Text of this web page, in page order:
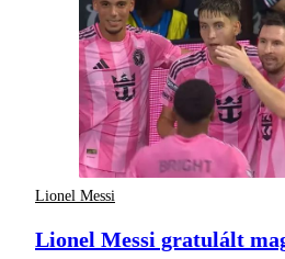
Lionel Messi
Lionel Messi gratulált